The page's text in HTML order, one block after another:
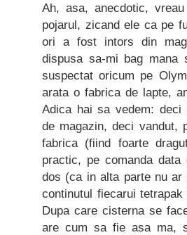
Ah, asa, anecdotic,
pojarul, zicand ele ca pe
ori a fost intors din
dispusa sa-mi bag
suspectat oricum pe
arata o fabrica de lapte,
Adica hai sa vedem:
de magazin, deci vandut,
fabrica (fiind foarte
practic, pe comanda
dos (ca in alta parte nu
continutul fiecarui
Dupa care cisterna se
are cum sa fie asa ma,